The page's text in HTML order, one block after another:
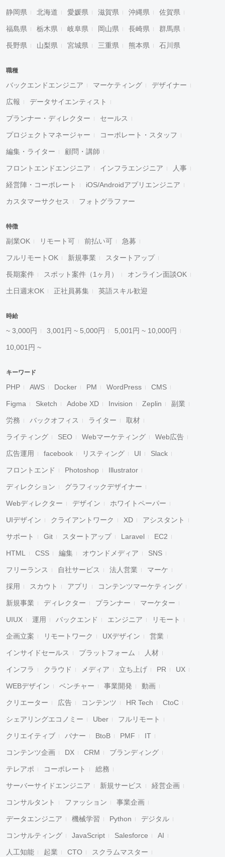
静岡県 北海道 愛媛県 滋賀県 沖縄県 佐賀県
福島県 栃木県 岐阜県 岡山県 長崎県 群馬県
長野県 山梨県 宮城県 三重県 熊本県 石川県
職種
バックエンドエンジニア マーケティング デザイナー
広報 データサイエンティスト
プランナー・ディレクター セールス
プロジェクトマネージャー コーポレート・スタッフ
編集・ライター 顧問・講師
フロントエンドエンジニア インフラエンジニア 人事
経営陣・コーポレート iOS/Androidアプリエンジニア
カスタマーサクセス フォトグラファー
特徴
副業OK リモート可 前払い可 急募
フルリモートOK 新規事業 スタートアップ
長期案件 スポット案件（1ヶ月） オンライン面談OK
土日週末OK 正社員募集 英語スキル歓迎
時給
~ 3,000円 3,001円 ~ 5,000円 5,001円 ~ 10,000円
10,001円 ~
キーワード
PHP AWS Docker PM WordPress CMS
Figma Sketch Adobe XD Invision Zeplin 副業
労務 バックオフィス ライター 取材
ライティング SEO Webマーケティング Web広告
広告運用 facebook リスティング UI Slack
フロントエンド Photoshop Illustrator
ディレクション グラフィックデザイナー
Webディレクター デザイン ホワイトペーパー
UIデザイン クライアントワーク XD アシスタント
サポート Git スタートアップ Laravel EC2
HTML CSS 編集 オウンドメディア SNS
フリーランス 自社サービス 法人営業 マーケ
採用 スカウト アプリ コンテンツマーケティング
新規事業 ディレクター プランナー マーケター
UIUX 運用 バックエンド エンジニア リモート
企画立案 リモートワーク UXデザイン 営業
インサイドセールス プラットフォーム 人材
インフラ クラウド メディア 立ち上げ PR UX
WEBデザイン ベンチャー 事業開発 動画
クリエーター 広告 コンテンツ HR Tech CtoC
シェアリングエコノミー Uber フルリモート
クリエイティブ バナー BtoB PMF IT
コンテンツ企画 DX CRM ブランディング
テレアポ コーポレート 総務
サーバーサイドエンジニア 新規サービス 経営企画
コンサルタント ファッション 事業企画
データエンジニア 機械学習 Python デジタル
コンサルティング JavaScript Salesforce AI
人工知能 起業 CTO スクラムマスター